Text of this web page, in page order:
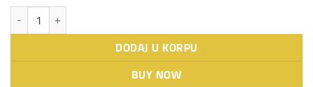
BLANCO LEGRA 6 S nežnobela količina
DODAJ U KORPU
BUY NOW